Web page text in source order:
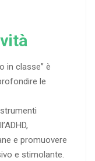
in classe” è
le
e promuovere
e stimolante.